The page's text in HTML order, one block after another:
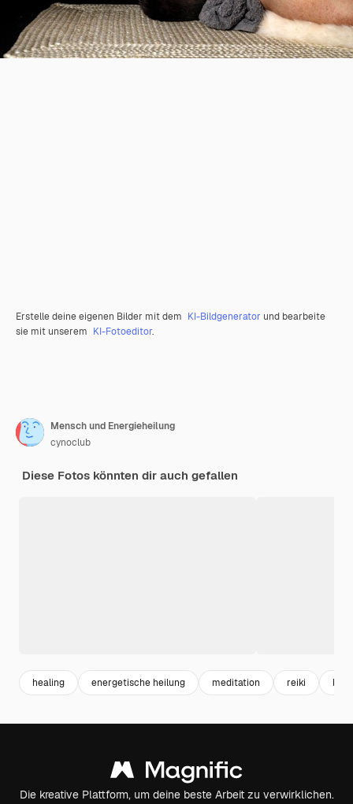
Erstelle deine eigenen Bilder mit dem KI-Bildgenerator und bearbeite
sie mit unserem KI-Fotoeditor.
Mensch und Energieheilung
cynoclub
Diese Fotos könnten dir auch gefallen
healing energetische heilung meditation reiki
Die kreative Plattform, um deine beste Arbeit zu verwirklichen.